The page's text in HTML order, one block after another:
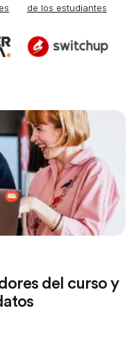
de los estudiantes
del curso y